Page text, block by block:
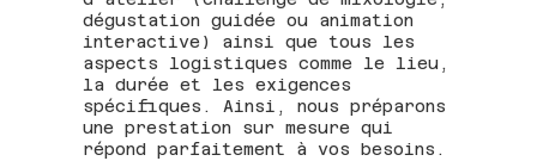
dégustation guidée ou animation
interactive) ainsi que tous les
aspects logistiques comme le lieu,
la durée et les exigences
spécifiques. Ainsi, nous préparons
une prestation sur mesure qui
répond parfaitement à vos besoins.